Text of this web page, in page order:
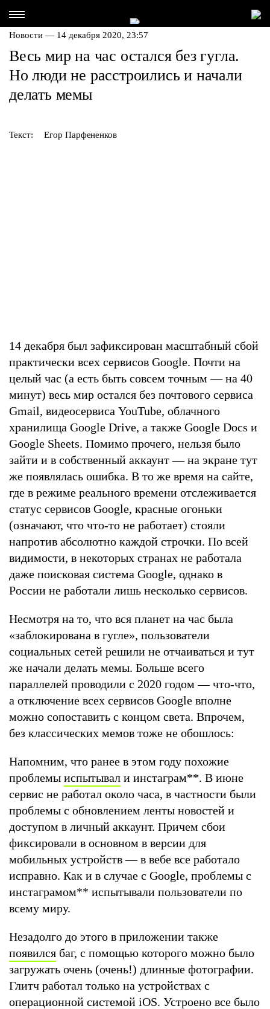
Новости — 14 декабря 2020, 23:57
Весь мир на час остался без гугла.
Но люди не расстроились и начали
делать мемы
Текст: Егор Парфененков
14 декабря был зафиксирован масштабный сбой
практически всех сервисов Google. Почти на
целый час (а есть быть совсем точным — на 40
минут) весь мир остался без почтового сервиса
Gmail, видеосервиса YouTube, облачного
хранилища Google Drive, а также Google Docs и
Google Sheets. Помимо прочего, нельзя было
зайти и в собственный аккаунт — на экране тут
же появлялась ошибка. В то же время на сайте,
где в режиме реального времени отслеживается
статус сервисов Google, красные огоньки
(означают, что что-то не работает) стояли
напротив абсолютно каждой строчки. По всей
видимости, в некоторых странах не работала
даже поисковая система Google, однако в
России не работали лишь несколько сервисов.
Несмотря на то, что вся планет на час была
«заблокирована в гугле», пользователи
социальных сетей решили не отчаиваться и тут
же начали делать мемы. Больше всего
параллелей проводили с 2020 годом — что-что,
а отключение всех сервисов Google вполне
можно сопоставить с концом света. Впрочем,
без классических мемов тоже не обошлось:
Напомним, что ранее в этом году похожие
проблемы испытывал и инстаграм**. В июне
сервис не работал около часа, в частности были
проблемы с обновлением ленты новостей и
доступом в личный аккаунт. Причем сбои
фиксировали в основном в версии для
мобильных устройств — в вебе все работало
исправно. Как и в случае с Google, проблемы с
инстаграмом** испытывали пользователи по
всему миру.
Незадолго до этого в приложении также
появился баг, с помощью которого можно было
загружать очень (очень!) длинные фотографии.
Глитч работал только на устройствах с
операционной системой iOS. Устроено все было